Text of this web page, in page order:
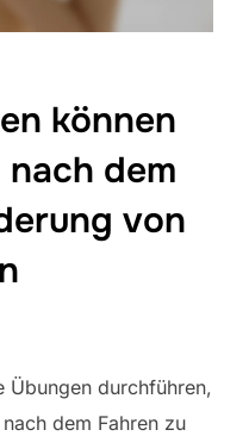
können
dem
von
Übungen durchführen,
dem Fahren zu